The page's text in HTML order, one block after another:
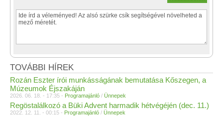
TOVÁBBI HÍREK
Rozán Eszter írói munkásságának bemutatása Kőszegen, a
Múzeumok Éjszakáján
2026. 06. 18. - 17:35 - Programajánló / Ünnepek
Regöstalálkozó a Büki Advent harmadik hétvégéjén (dec. 11.)
2022. 12. 11. - 00:15 - Programajánló / Ünnepek